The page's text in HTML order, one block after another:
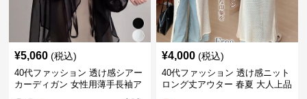
¥5,060 (税込)
40代ファッション 透け感シアー
カーディガン 女性用薄手長袖ア
¥4,000 (税込)
40代ファッション 透け感ニット
ロング丈アウター 春夏 大人上品